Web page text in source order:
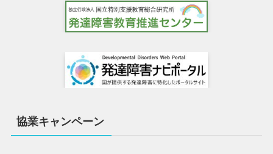
協業キャンペーン